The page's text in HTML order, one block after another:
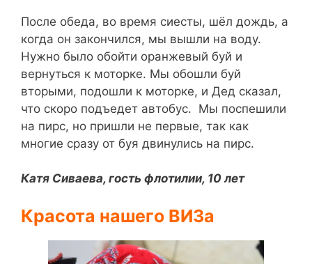
После обеда, во время сиесты, шёл дождь, а
когда он закончился, мы вышли на воду.
Нужно было обойти оранжевый буй и
вернуться к моторке. Мы обошли буй
вторыми, подошли к моторке, и Дед сказал,
что скоро подъедет автобус. Мы поспешили
на пирс, но пришли не первые, так как
многие сразу от буя двинулись на пирс.
Катя Сиваева, гость флотилии, 10 лет
Красота нашего ВИЗа